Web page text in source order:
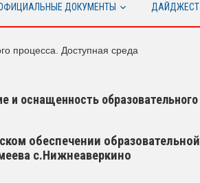
ДОКУМЕНТЫ ДАЙДЖЕСТ
процесса. Доступная среда
и оснащенность образовательного
обеспечении образовательной
с.Нижнеаверкино